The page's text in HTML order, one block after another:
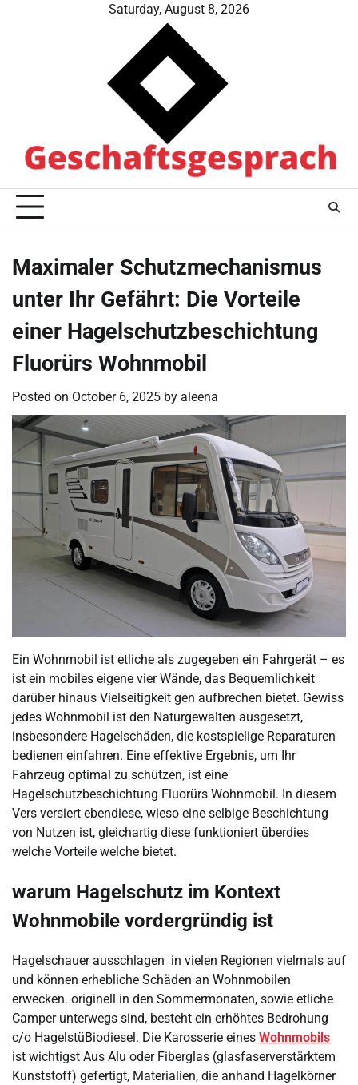
Saturday, August 8, 2026
Maximaler Schutzmechanismus
unter Ihr Gefährt: Die Vorteile
einer Hagelschutzbeschichtung
Fluorürs Wohnmobil
Posted on October 6, 2025 by aleena
Ein Wohnmobil ist etliche als zugegeben ein Fahrgerät – es
ist ein mobiles eigene vier Wände, das Bequemlichkeit
darüber hinaus Vielseitigkeit gen aufbrechen bietet. Gewiss
jedes Wohnmobil ist den Naturgewalten ausgesetzt,
insbesondere Hagelschäden, die kostspielige Reparaturen
bedienen einfahren. Eine effektive Ergebnis, um Ihr
Fahrzeug optimal zu schützen, ist eine
Hagelschutzbeschichtung Fluorürs Wohnmobil. In diesem
Vers versiert ebendiese, wieso eine selbige Beschichtung
von Nutzen ist, gleichartig diese funktioniert überdies
welche Vorteile welche bietet.
warum Hagelschutz im Kontext
Wohnmobile vordergründig ist
Hagelschauer ausschlagen in vielen Regionen vielmals auf
und können erhebliche Schäden an Wohnmobilen
erwecken. originell in den Sommermonaten, sowie etliche
Camper unterwegs sind, besteht ein erhöhtes Bedrohung
c/o HagelstüBiodiesel. Die Karosserie eines Wohnmobils
ist wichtigst Aus Alu oder Fiberglas (glasfaserverstärktem
Kunststoff) gefertigt, Materialien, die anhand Hagelkörner